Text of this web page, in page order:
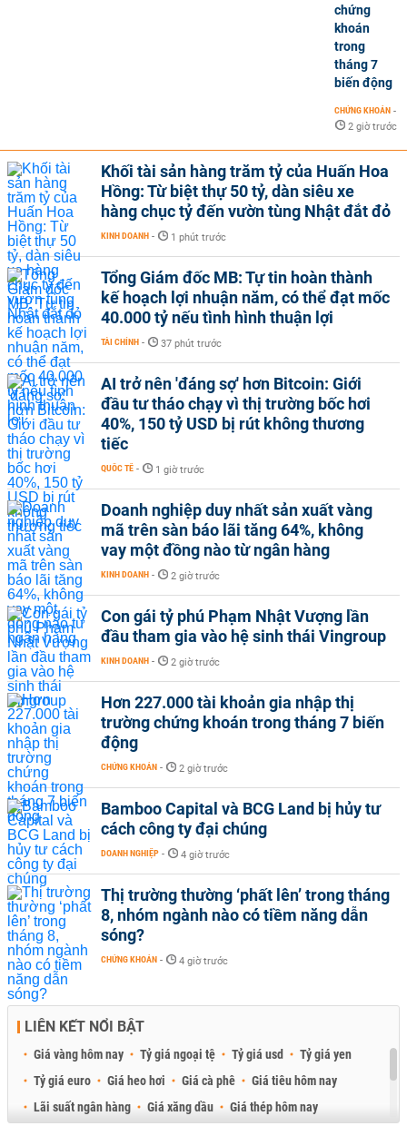
chứng
khoán
trong
tháng 7
biến động
CHỨNG KHOÁN -
2 giờ trước
Khối tài sản hàng trăm tỷ của Huấn Hoa
Hồng: Từ biệt thự 50 tỷ, dàn siêu xe
hàng chục tỷ đến vườn tùng Nhật đắt đỏ
KINH DOANH - 1 phút trước
Tổng Giám đốc MB: Tự tin hoàn thành
kế hoạch lợi nhuận năm, có thể đạt mốc
40.000 tỷ nếu tình hình thuận lợi
TÀI CHÍNH - 37 phút trước
AI trở nên 'đáng sợ' hơn Bitcoin: Giới
đầu tư tháo chạy vì thị trường bốc hơi
40%, 150 tỷ USD bị rút không thương
tiếc
QUỐC TẾ - 1 giờ trước
Doanh nghiệp duy nhất sản xuất vàng
mã trên sàn báo lãi tăng 64%, không
vay một đồng nào từ ngân hàng
KINH DOANH - 2 giờ trước
Con gái tỷ phú Phạm Nhật Vượng lần
đầu tham gia vào hệ sinh thái Vingroup
KINH DOANH - 2 giờ trước
Hơn 227.000 tài khoản gia nhập thị
trường chứng khoán trong tháng 7 biến
động
CHỨNG KHOÁN - 2 giờ trước
Bamboo Capital và BCG Land bị hủy tư
cách công ty đại chúng
DOANH NGHIỆP - 4 giờ trước
Thị trường thường ‘phất lên’ trong tháng
8, nhóm ngành nào có tiềm năng dẫn
sóng?
CHỨNG KHOÁN - 4 giờ trước
LIÊN KẾT NỔI BẬT
Giá vàng hôm nay Tỷ giá ngoại tệ Tỷ giá usd
Tỷ giá yen
Tỷ giá euro
Giá heo hơi Giá cà phê
Giá tiêu hôm nay
Lãi suất ngân hàng
Giá xăng dầu
Giá thép hôm nay